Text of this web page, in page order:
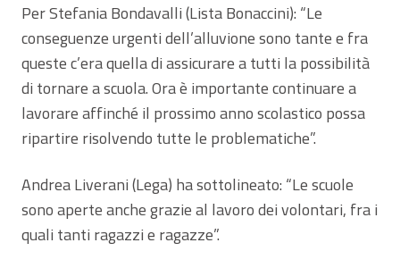
Per Stefania Bondavalli (Lista Bonaccini): “Le
conseguenze urgenti dell’alluvione sono tante e fra
queste c’era quella di assicurare a tutti la possibilità
di tornare a scuola. Ora è importante continuare a
lavorare affinché il prossimo anno scolastico possa
ripartire risolvendo tutte le problematiche”.
Andrea Liverani (Lega) ha sottolineato: “Le scuole
sono aperte anche grazie al lavoro dei volontari, fra i
quali tanti ragazzi e ragazze”.